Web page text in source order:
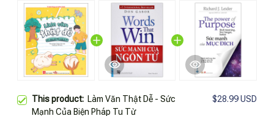
This product: Làm Văn Thật Dễ - Sức
Mạnh Của Biện Pháp Tu Từ
$28.99 USD